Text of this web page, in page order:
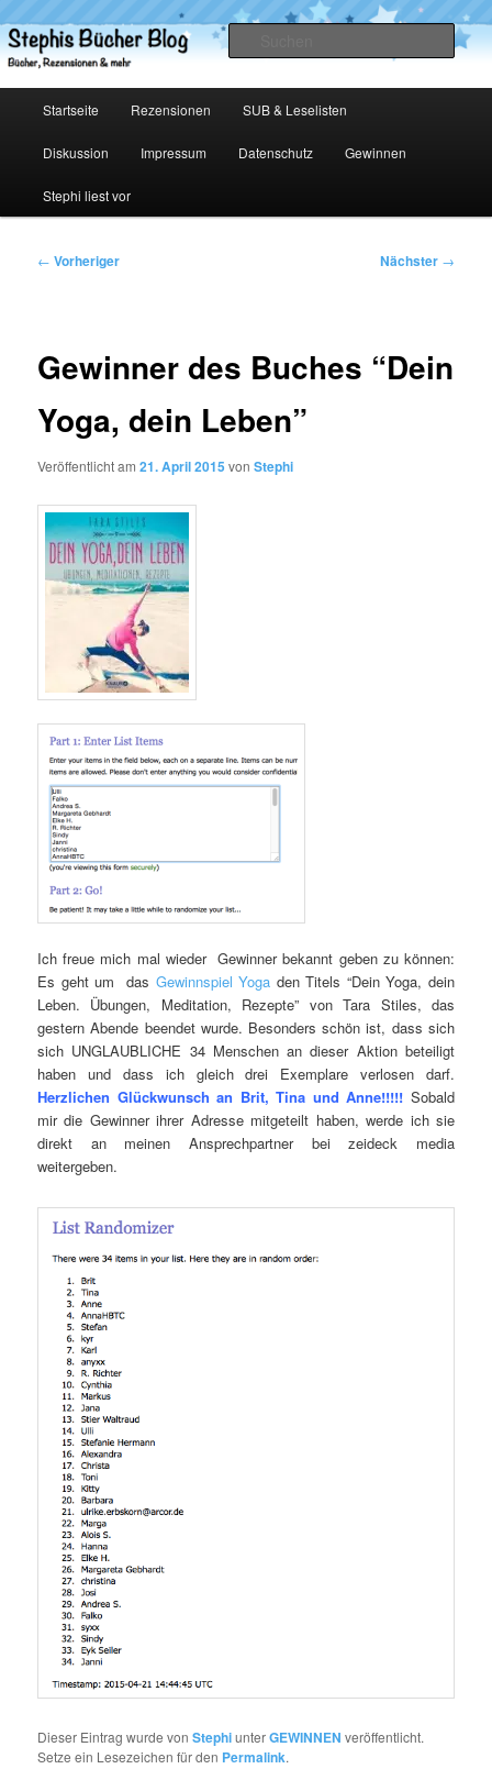
primären
Inhalt
Stephis Bücher Blog
Startseite Rezensionen SUB & Leselisten
Diskussion Impressum Datenschutz Gewinnen
Stephi liest vor
Beitragsnavigation
← Vorheriger Nächster →
Gewinner des Buches “Dein
Yoga, dein Leben”
Veröffentlicht am21. April 2015 vonStephi
Ich freue mich mal wieder Gewinner bekannt geben zu können:
Es geht um das Gewinnspiel Yoga den Titels “Dein Yoga, dein
Leben. Übungen, Meditation, Rezepte” von Tara Stiles, das
gestern Abende beendet wurde. Besonders schön ist, dass sich
sich UNGLAUBLICHE 34 Menschen an dieser Aktion beteiligt
haben und dass ich gleich drei Exemplare verlosen darf.
Herzlichen Glückwunsch an Brit, Tina und Anne!!!!! Sobald
mir die Gewinner ihrer Adresse mitgeteilt haben, werde ich sie
direkt an meinen Ansprechpartner bei zeideck media
weitergeben.
Dieser Eintrag wurde vonStephiunterGEWINNEN veröffentlicht.
Setze ein Lesezeichen für den Permalink.